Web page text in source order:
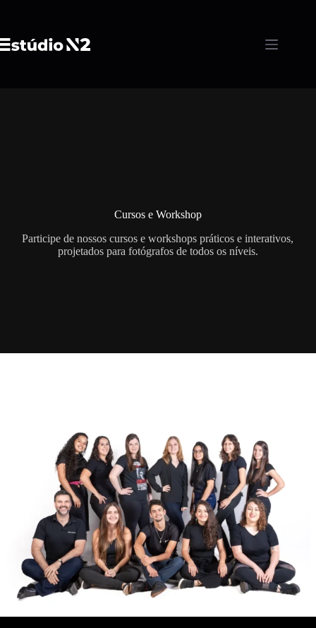
conteúdo
Cursos e Workshop
Participe de nossos cursos e workshops práticos e interativos,
projetados para fotógrafos de todos os níveis.